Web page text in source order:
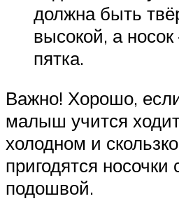
должна быть
высокой, а
пятка.
Важно! Хорошо,
малыш учится
холодном и
пригодятся носочки
подошвой.